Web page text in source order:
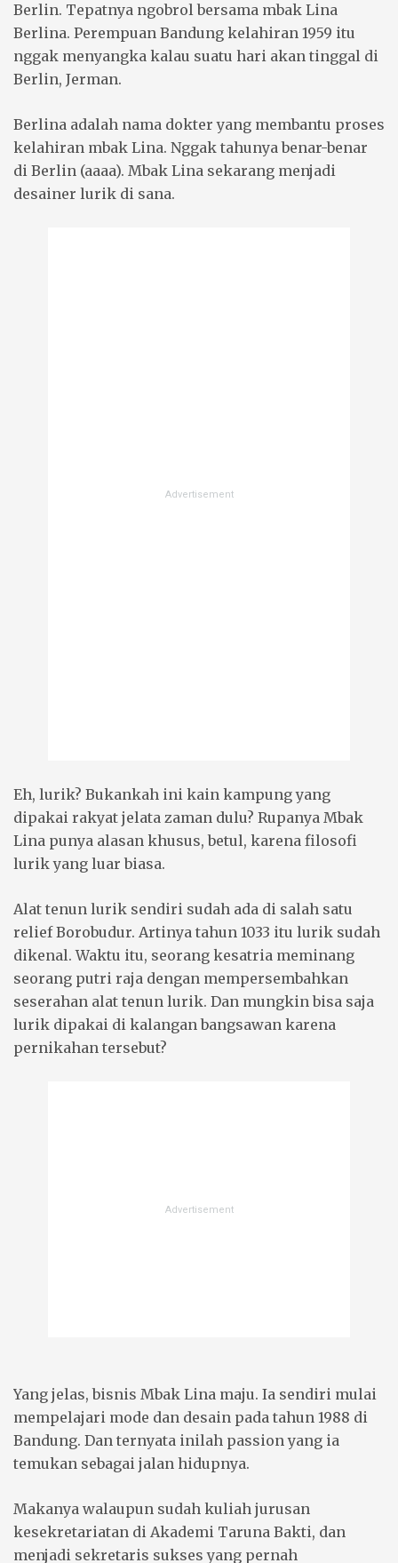
Berlin. Tepatnya ngobrol bersama mbak Lina
Berlina. Perempuan Bandung kelahiran 1959 itu
nggak menyangka kalau suatu hari akan tinggal di
Berlin, Jerman.
Berlina adalah nama dokter yang membantu proses
kelahiran mbak Lina. Nggak tahunya benar-benar
di Berlin (aaaa). Mbak Lina sekarang menjadi
desainer lurik di sana.
Eh, lurik? Bukankah ini kain kampung yang
dipakai rakyat jelata zaman dulu? Rupanya Mbak
Lina punya alasan khusus, betul, karena filosofi
lurik yang luar biasa.
Alat tenun lurik sendiri sudah ada di salah satu
relief Borobudur. Artinya tahun 1033 itu lurik sudah
dikenal. Waktu itu, seorang kesatria meminang
seorang putri raja dengan mempersembahkan
seserahan alat tenun lurik. Dan mungkin bisa saja
lurik dipakai di kalangan bangsawan karena
pernikahan tersebut?
Yang jelas, bisnis Mbak Lina maju. Ia sendiri mulai
mempelajari mode dan desain pada tahun 1988 di
Bandung. Dan ternyata inilah passion yang ia
temukan sebagai jalan hidupnya.
Makanya walaupun sudah kuliah jurusan
kesekretariatan di Akademi Taruna Bakti, dan
menjadi sekretaris sukses yang pernah